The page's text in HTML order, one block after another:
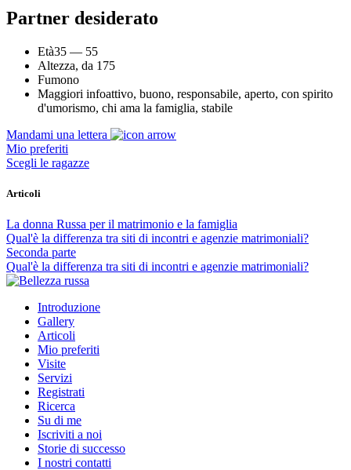
Partner desiderato
Età35 — 55
Altezza, da 175
Fumono
Maggiori infoattivo, buono, responsabile, aperto, con spirito
d'umorismo, chi ama la famiglia, stabile
Mandami una lettera
Mio preferiti
Scegli le ragazze
Articoli
La donna Russa per il matrimonio e la famiglia
Qual'è la differenza tra siti di incontri e agenzie matrimoniali?
Seconda parte
Qual'è la differenza tra siti di incontri e agenzie matrimoniali?
Introduzione
Gallery
Articoli
Mio preferiti
Visite
Servizi
Registrati
Ricerca
Su di me
Iscriviti a noi
Storie di successo
I nostri contatti